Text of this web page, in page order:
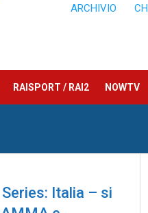
ARCHIVIO
RAISPORT / RAI2 NOWTV
Italia – si